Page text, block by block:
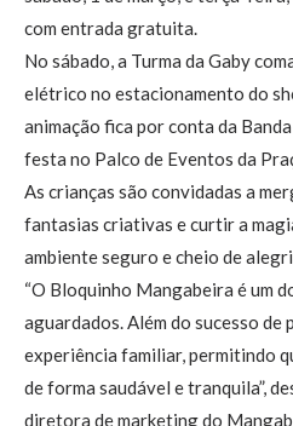
com entrada gratuita.
No sábado, a Turma da Gaby
elétrico no estacionamento do
animação fica por conta da
festa no Palco de Eventos da
As crianças são convidadas a
fantasias criativas e curtir a
ambiente seguro e cheio de
“O Bloquinho Mangabeira é um
aguardados. Além do sucesso de
experiência familiar, permitindo
de forma saudável e tranquila”,
diretora de marketing do